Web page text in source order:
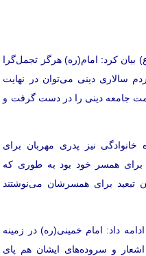
کرد: امام(ره) هرگز تجمل‌گرا
سالاری دینی می‌توان در نهایت
جامعه دینی را در دست گرفت و
نیز پدری مهربان برای
برای همسر خود بود به طوری که
تبعید برای همسرشان می‌نوشتند
داد: امام خمینی(ره) در زمینه
اشعار و سروده‌های ایشان هم پای